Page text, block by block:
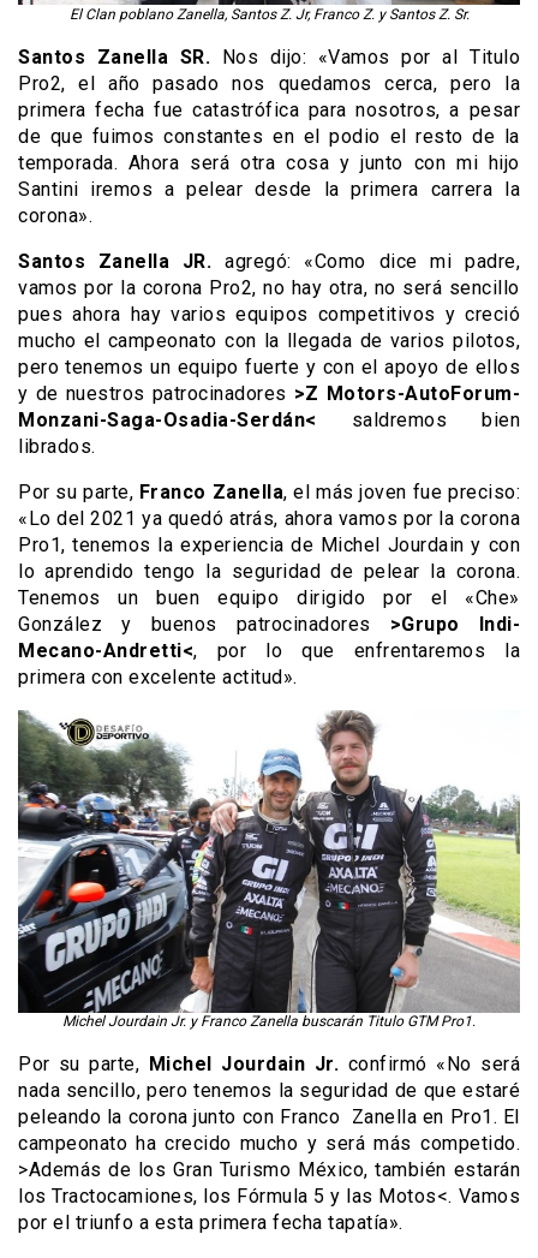
El Clan poblano Zanella, Santos Z. Jr, Franco Z. y Santos Z. Sr.
Santos Zanella SR. Nos dijo: «Vamos por al Titulo
Pro2, el año pasado nos quedamos cerca, pero la
primera fecha fue catastrófica para nosotros, a pesar
de que fuimos constantes en el podio el resto de la
temporada. Ahora será otra cosa y junto con mi hijo
Santini iremos a pelear desde la primera carrera la
corona».
Santos Zanella JR. agregó: «Como dice mi padre,
vamos por la corona Pro2, no hay otra, no será sencillo
pues ahora hay varios equipos competitivos y creció
mucho el campeonato con la llegada de varios pilotos,
pero tenemos un equipo fuerte y con el apoyo de ellos
y de nuestros patrocinadores >Z Motors-AutoForum-
Monzani-Saga-Osadia-Serdán< saldremos bien
librados.
Por su parte, Franco Zanella, el más joven fue preciso:
«Lo del 2021 ya quedó atrás, ahora vamos por la corona
Pro1, tenemos la experiencia de Michel Jourdain y con
lo aprendido tengo la seguridad de pelear la corona.
Tenemos un buen equipo dirigido por el «Che»
González y buenos patrocinadores >Grupo Indi-
Mecano-Andretti<, por lo que enfrentaremos la
primera con excelente actitud».
Michel Jourdain Jr. y Franco Zanella buscarán Titulo GTM Pro1.
Por su parte, Michel Jourdain Jr. confirmó «No será
nada sencillo, pero tenemos la seguridad de que estaré
peleando la corona junto con Franco Zanella en Pro1. El
campeonato ha crecido mucho y será más competido.
>Además de los Gran Turismo México, también estarán
los Tractocamiones, los Fórmula 5 y las Motos<. Vamos
por el triunfo a esta primera fecha tapatía».